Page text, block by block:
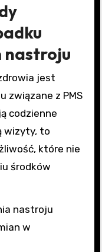
nastroju
jest
związane z PMS
codzienne
wizyty, to
które nie
środków
nastroju
w